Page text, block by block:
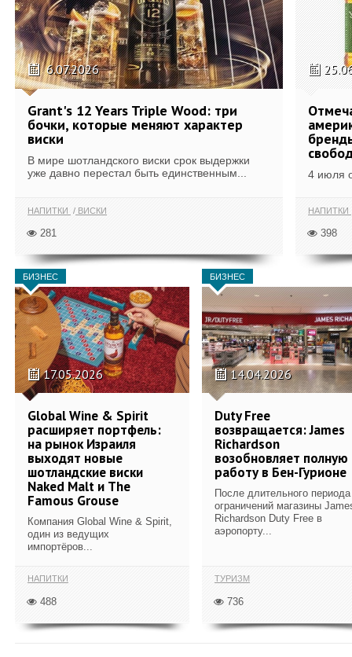
6.07.2026
Grant's 12 Years Triple Wood: три
бочки, которые меняют характер
виски
В мире шотландского виски срок выдержки
уже давно перестал быть единственным...
НАПИТКИ ВИСКИ
281
4 июля
НАПИТКИ
398
БИЗНЕС
17.05.2026
Global Wine & Spirit
расширяет портфель:
на рынок Израиля
выходят новые
шотландские виски
Naked Malt и The
Famous Grouse
Компания Global Wine & Spirit,
один из ведущих
импортёров...
НАПИТКИ
488
БИЗНЕС
14.04.2026
Duty Free
возвращается: James
Richardson
возобновляет полную
работу в Бен-Гурионе
После длительного периода
ограничений магазины
Richardson Duty Free в
аэропорту...
ТУРИЗМ
736